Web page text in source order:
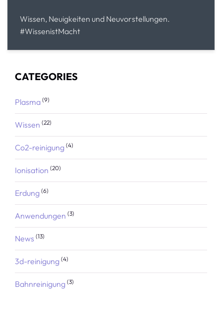
Wissen, Neuigkeiten und Neuvorstellungen.
#WissenistMacht
CATEGORIES
Plasma (9)
Wissen (22)
Co2-reinigung (4)
Ionisation (20)
Erdung (6)
Anwendungen (3)
News (13)
3d-reinigung (4)
Bahnreinigung (3)